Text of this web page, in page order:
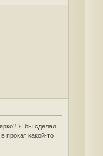
Я бы сделал
прокат какой-то